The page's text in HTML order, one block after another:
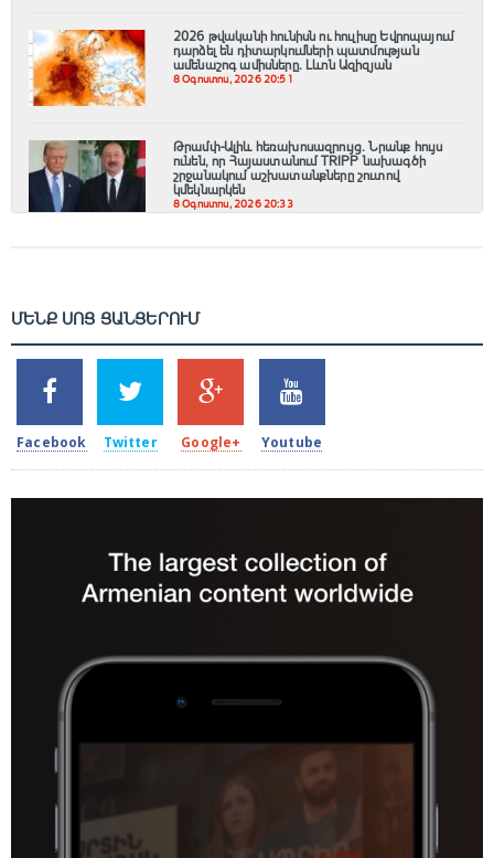
2026 թվականի հունիսն ու հուլիսը Եվրոպայում
դարձել են դիտարկումների պատմության
ամենաշոգ ամիսները․ Լևոն Ազիզյան
8 Օգոստոս, 2026 20:51
Թրամփ-Ալիև հեռախոսազրույց. Նրանք հույս
ունեն, որ Հայաստանում TRIPP նախագծի
շրջանակում աշխատանքները շուտով
կմեկնարկեն
8 Օգոստոս, 2026 20:33
ՄԵՆՔ ՍՈՑ ՑԱՆՑԵՐՈՒՄ
2k
SHARES
Facebook
1.5k
TWEETS
Twitter
203
SHARES
Google+
620
SHARES
Youtube